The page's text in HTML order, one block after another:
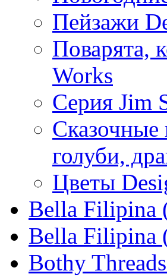
Пейзажи
Поварята,
Works
Серия Jim
Сказочные
голуби,
Цветы
Bella Filipina
Bella
Bothy